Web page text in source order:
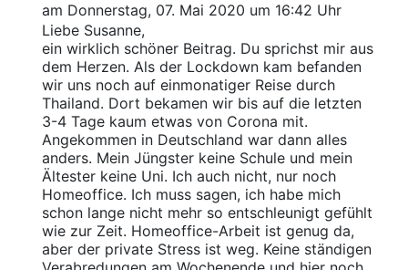
am Donnerstag, 07. Mai 2020 um 16:42 Uhr
Liebe Susanne,
ein wirklich schöner Beitrag. Du sprichst mir aus
dem Herzen. Als der Lockdown kam befanden
wir uns noch auf einmonatiger Reise durch
Thailand. Dort bekamen wir bis auf die letzten
3-4 Tage kaum etwas von Corona mit.
Angekommen in Deutschland war dann alles
anders. Mein Jüngster keine Schule und mein
Ältester keine Uni. Ich auch nicht, nur noch
Homeoffice. Ich muss sagen, ich habe mich
schon lange nicht mehr so entschleunigt gefühlt
wie zur Zeit. Homeoffice-Arbeit ist genug da,
aber der private Stress ist weg. Keine ständigen